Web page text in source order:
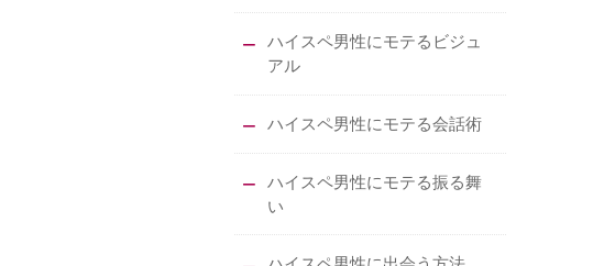
ハイスペ男性にモテるビジュ
アル
ハイスペ男性にモテる会話術
ハイスペ男性にモテる振る舞
い